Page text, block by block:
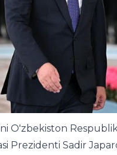
O'zbekiston
Prezidenti Sadir